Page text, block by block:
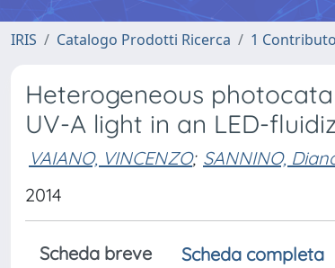
IRIS Catalogo Prodotti Ricerca 1
Heterogeneous
UV-A light in an LED-
VAIANO, VINCENZO; SANNINO,
2014
Scheda breve Scheda completa